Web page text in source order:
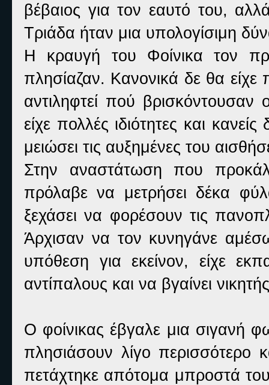
βέβαιος για τον εαυτό του,
Τριάδα ήταν μια υπολογίσιμη
Η κραυγή του Φοίνικα τον
πλησίαζαν. Κανονικά δε θα
αντιληφτεί πού βρισκόντουσαν
είχε πολλές ιδιότητες και
μειώσει τις αυξημένες του
Στην αναστάτωση που
πρόλαβε να μετρήσει δέκα
ξεχάσει να φορέσουν τις
Άρχισαν να τον κυνηγάνε
υπόθεση για εκείνον, είχε
αντίπαλους και να βγαίνει
Ο φοίνικας έβγαλε μια σιγανή
πλησιάσουν λίγο περισσότερο
πετάχτηκε απότομα μπροστά